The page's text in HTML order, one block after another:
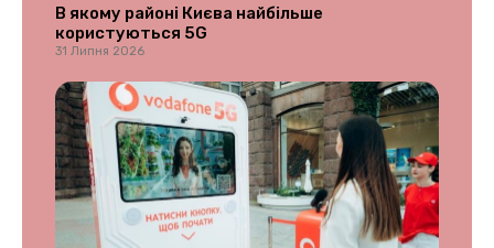
В якому районі Києва найбільше
користуються 5G
31 Липня 2026